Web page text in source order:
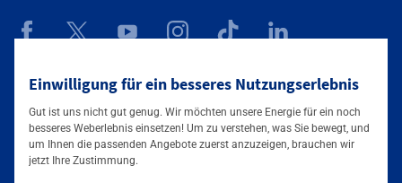
Einwilligung für ein besseres Nutzungserlebnis
Gut ist uns nicht gut genug. Wir möchten unsere Energie für ein noch
besseres Weberlebnis einsetzen! Um zu verstehen, was Sie bewegt, und
um Ihnen die passenden Angebote zuerst anzuzeigen, brauchen wir
jetzt Ihre Zustimmung.
Mainova App